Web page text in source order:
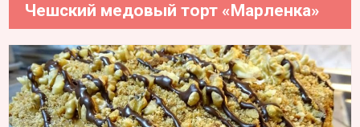
Чешский медовый торт «Марленка»‎